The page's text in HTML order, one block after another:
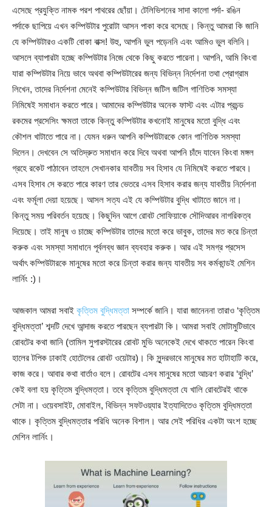
এসেছে প্রযুক্তি নামক পরশ পাথরের ছোঁয়া। টেলিভিশনের সাদা কালো পর্দা- রঙিন
পর্দাকে ছাপিয়ে এখন কম্পিউটার পুরোটা আসন পাকা করে বসেছে। কিন্তু আমরা কি জানি
যে কম্পিউটারও একটি বোকা বাক্স! উহু, আপনি ভুল পড়েননি এবং আমিও ভুল বলিনি।
আসলে ব্যাপারটা হচ্ছে কম্পিউটার নিজে থেকে কিছু করতে পারেনা। আপনি, আমি কিংবা
যারা কম্পিউটার নিয়ে ভাবে অথবা কম্পিউটারের জন্য বিভিন্ন নির্দেশনা তথা প্রোগ্রাম
লিখেন, তাদের নির্দেশনা মেনেই কম্পিউটার বিভিন্ন জটিল জটিল গাণিতিক সমস্যা
নিমিষেই সমাধান করতে পারে। আমাদের কম্পিউটার অনেক ফাস্ট এবং এটার প্রচন্ড
রকমের প্রসেসিং ক্ষমতা তাকে কিন্তু কম্পিউটার কখনোই মানুষের মতো বুদ্ধি এবং
কৌশল খাটাতে পারে না। যেমন ধরুন আপনি কম্পিউটারকে কোন গাণিতিক সমস্যা
দিলেন। দেখবেন সে অতিদ্রুত সমাধান করে দিবে অথবা আপনি চাঁদে যাবেন কিংবা মঙ্গল
গ্রহে রকেট পাঠাবেন তাহলে সেখানকার যাবতীয় সব হিসাব যে নিমিষেই করতে পারবে।
এসব হিসাব সে করতে পারে কারণ তার ভেতরে এসব হিসাব করার জন্য যাবতীয় নির্দেশনা
এবং ফর্মূলা দেয়া হয়েছে। আসল সত্য এই যে কম্পিউটার বুদ্ধি খাটাতে জানে না।
কিন্তু সময় পরিবর্তন হয়েছে। কিছুদিন আগে রোবট সোফিয়াকে সৌদিআরব নাগরিকত্ব
দিয়েছে। তাই মানুষ ও চাচ্ছে কম্পিউটার তাদের মতো করে ভাবুক, তাদের মত করে চিন্তা
করুক এবং সমস্যা সমাধানে পূর্বলব্ধ জ্ঞান ব্যবহার করুক। আর এই সমগ্র প্রসেস
অর্থাৎ কম্পিউটারকে মানুষের মতো করে চিন্তা করার জন্য যাবতীয় সব কর্মকান্ডই মেশিন
লার্নিং :)।
আজকাল আমরা সবাই কৃত্তিম বুদ্ধিমত্তা সম্পর্কে জানি। যারা জানেননা তারাও ‘কৃত্তিম
বুদ্ধিমত্তা’ শব্দটি দেখে আন্দাজ করতে পারছেন ব্যপারটা কি। আমরা সবাই মোটামুটিভাবে
রোবটের কথা জানি (তামিল সুপারস্টারের রোবট মুভি অনেকেই দেখে থাকতে পারেন কিংবা
হালের টপিক ঢাকাই হোটেলের রোবট ওয়েটার)। কি সুন্দরভাবে মানুষের মত হাটাহাটি করে,
কাজ করে। আবার কথা বার্তাও বলে। রোবটের এসব মানুষের মতো আচরণ করার ‘বুদ্ধি’
কেই বলা হয় কৃত্তিম বুদ্ধিমত্তা। তবে কৃত্তিম বুদ্ধিমত্তা যে খালি রোবটেরই থাকে
সেটা না। ওয়েবসাইট, মোবাইল, বিভিন্ন সফটওয়্যার ইত্যাদিতেও কৃত্তিম বুদ্ধিমত্তা
থাকে। কৃত্তিম বুদ্ধিমত্তার পরিধি অনেক বিশাল। আর সেই পরিধির একটা অংশ হচ্ছে
মেশিন লার্নিং।